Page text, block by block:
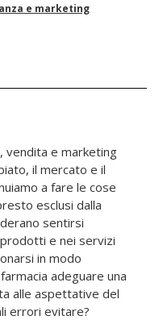
e marketing
vendita e marketing
il mercato e il
a fare le cose
esclusi dalla
sentirsi
e nei servizi
in modo
adeguare una
alle aspettative del
errori evitare?